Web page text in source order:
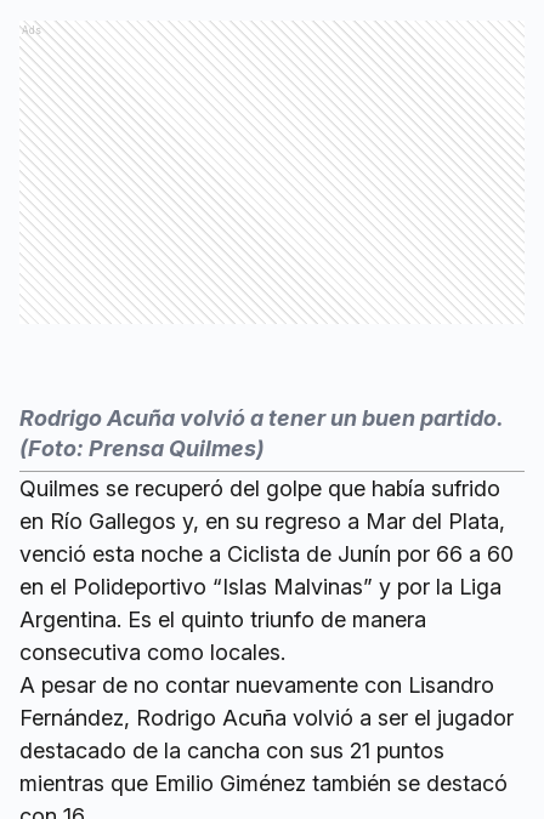
Ads
Rodrigo Acuña volvió a tener un buen partido.
(Foto: Prensa Quilmes)
Quilmes se recuperó del golpe que había sufrido
en Río Gallegos y, en su regreso a Mar del Plata,
venció esta noche a Ciclista de Junín por 66 a 60
en el Polideportivo “Islas Malvinas” y por la Liga
Argentina. Es el quinto triunfo de manera
consecutiva como locales.
A pesar de no contar nuevamente con Lisandro
Fernández, Rodrigo Acuña volvió a ser el jugador
destacado de la cancha con sus 21 puntos
mientras que Emilio Giménez también se destacó